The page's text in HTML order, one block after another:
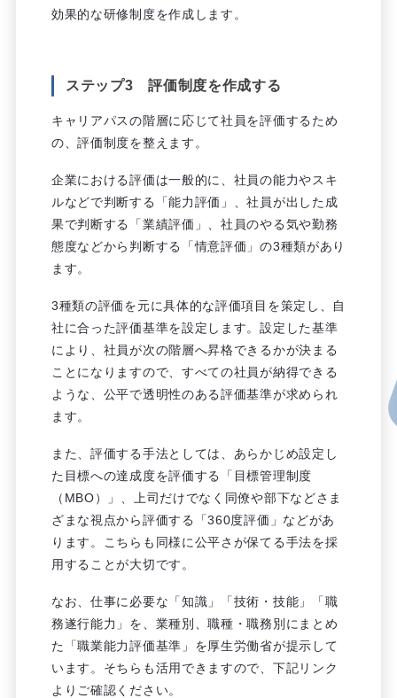
効果的な研修制度を作成します。
ステップ3 評価制度を作成する
キャリアパスの階層に応じて社員を評価するため
の、評価制度を整えます。
企業における評価は一般的に、社員の能力やスキ
ルなどで判断する「能力評価」、社員が出した成
果で判断する「業績評価」、社員のやる気や勤務
態度などから判断する「情意評価」の3種類があり
ます。
3種類の評価を元に具体的な評価項目を策定し、自
社に合った評価基準を設定します。設定した基準
により、社員が次の階層へ昇格できるかが決まる
ことになりますので、すべての社員が納得できる
ような、公平で透明性のある評価基準が求められ
ます。
また、評価する手法としては、あらかじめ設定し
た目標への達成度を評価する「目標管理制度
（MBO）」、上司だけでなく同僚や部下などさま
ざまな視点から評価する「360度評価」などがあ
ります。こちらも同様に公平さが保てる手法を採
用することが大切です。
なお、仕事に必要な「知識」「技術・技能」「職
務遂行能力」を、業種別、職種・職務別にまとめ
た「職業能力評価基準」を厚生労働省が提示して
います。そちらも活用できますので、下記リンク
よりご確認ください。